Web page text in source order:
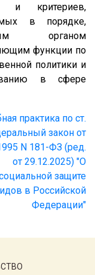
и критериев,
в порядке,
органом
функции по
политики и
в сфере
практика по ст.
закон от
N 181-ФЗ (ред.
от 29.12.2025) "О
защите
в Российской
Федерации"